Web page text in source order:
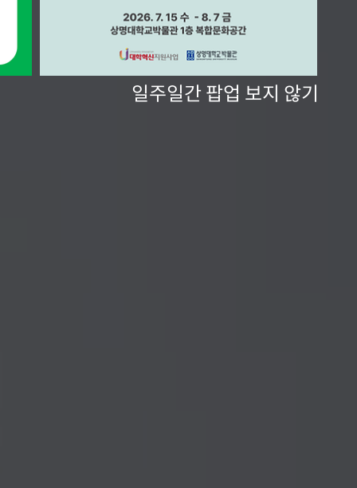
일주일간 팝업 보지 않기